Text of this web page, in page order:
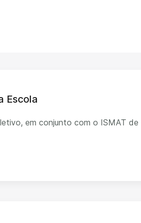
Escola
em conjunto com o ISMAT de